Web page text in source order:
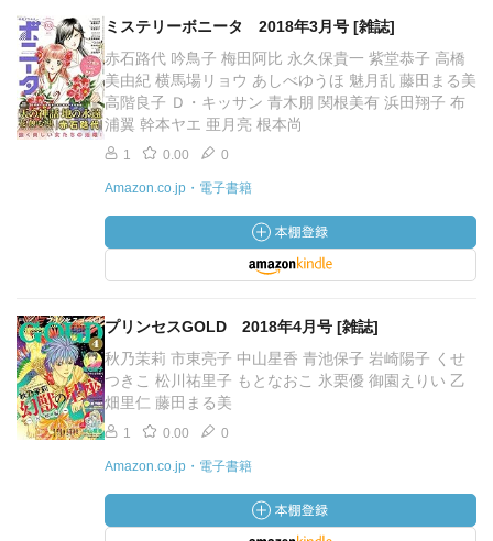
ミステリーボニータ 2018年3月号 [雑誌]
赤石路代 吟鳥子 梅田阿比 永久保貴一 紫堂恭子 高橋
美由紀 横馬場リョウ あしべゆうほ 魅月乱 藤田まる美
高階良子 Ｄ・キッサン 青木朋 関根美有 浜田翔子 布
浦翼 幹本ヤエ 亜月亮 根本尚
1 0.00 0
Amazon.co.jp・電子書籍
プリンセスGOLD 2018年4月号 [雑誌]
秋乃茉莉 市東亮子 中山星香 青池保子 岩崎陽子 くせ
つきこ 松川祐里子 もとなおこ 氷栗優 御園えりい 乙
畑里仁 藤田まる美
1 0.00 0
Amazon.co.jp・電子書籍